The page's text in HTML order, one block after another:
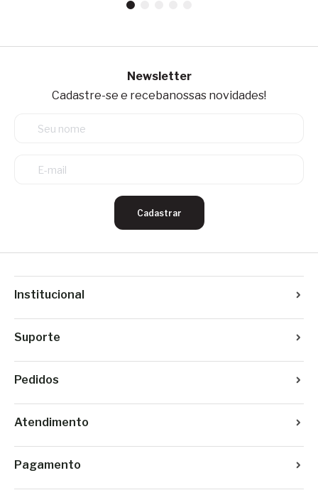
Newsletter
Cadastre-se e recebanossas novidades!
Cadastrar
Institucional
Suporte
Pedidos
Atendimento
Pagamento